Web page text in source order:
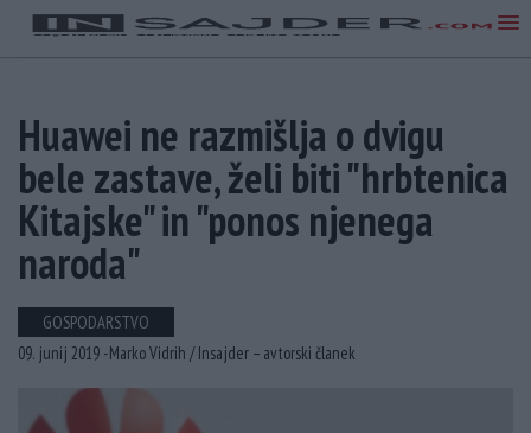
Huawei ne razmišlja o dvigu
bele zastave, želi biti "hrbtenica
Kitajske" in "ponos njenega
naroda"
GOSPODARSTVO
09. junij 2019 -Marko Vidrih /Insajder – avtorski članek